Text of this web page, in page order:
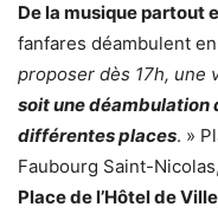
De la musique partout
fanfares déambulent
proposer dès 17h, une
soit une déambulation
différentes places. »
Faubourg Saint-Nicolas,
Place de l’Hôtel de Ville